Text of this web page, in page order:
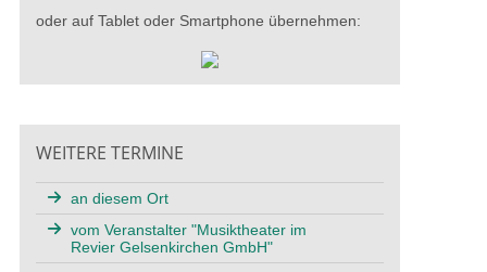
oder auf Tablet oder Smartphone übernehmen:
WEITERE TERMINE
an diesem Ort
vom Veranstalter "Musiktheater im
Revier Gelsenkirchen GmbH"